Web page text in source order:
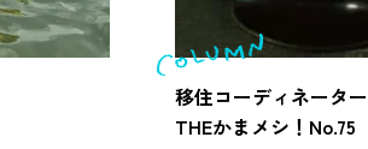
移住コーディネータ
THEかまメシ！No.75